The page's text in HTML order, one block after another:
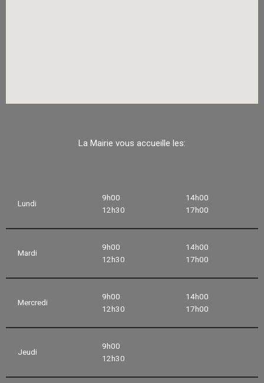
La Mairie vous accueille les:
Lundi
9h00
12h30
14h00
17h00
Mardi
9h00
12h30
14h00
17h00
Mercredi
9h00
12h30
14h00
17h00
Jeudi
9h00
12h30